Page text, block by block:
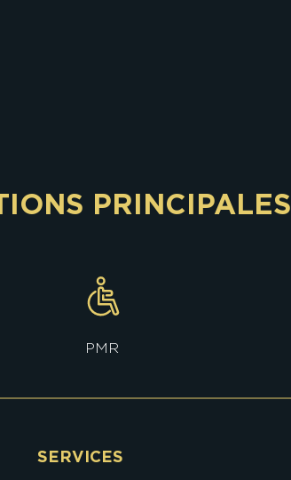
PRINCIPALES
PMR
SERVICES